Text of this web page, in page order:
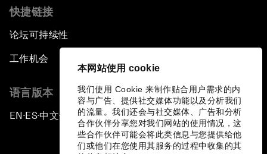
本网站使用 cookie
我们使用 Cookie 来制作贴合用户需求的内
容与广告、提供社交媒体功能以及分析我们
的流量。我们还会与社交媒体、广告和分析
合作伙伴分享您对我们网站的使用情况，这
些合作伙伴可能会将此类信息与您提供给他
们或他们在您使用其服务的过程中收集的其
快捷链接
论坛可持续性
工作机会
语言版本
EN ▪ ES▪中文▪ 日本語